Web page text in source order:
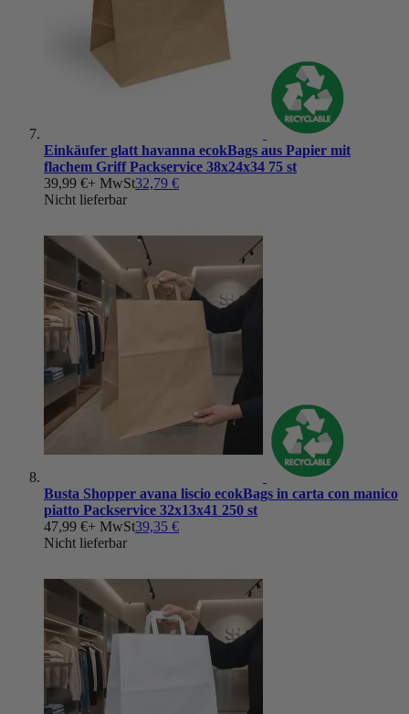
Einkäufer glatt havanna ecokBags aus Papier mit
flachem Griff Packservice 38x24x34 75 st
39,99 €+ MwSt32,79 €
Nicht lieferbar
Busta Shopper avana liscio ecokBags in carta con manico
piatto Packservice 32x13x41 250 st
47,99 €+ MwSt39,35 €
Nicht lieferbar